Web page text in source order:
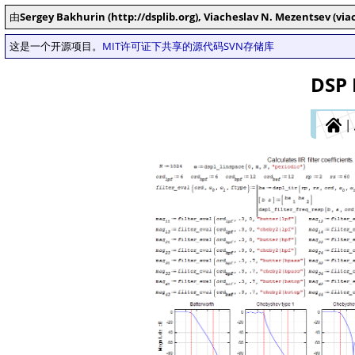
由Sergey Bakhurin (http://dsplib.org), Viacheslav N. Mezentsev
这是一个开源项目。 MIT许可证下共享的源代码SVN存储库
|